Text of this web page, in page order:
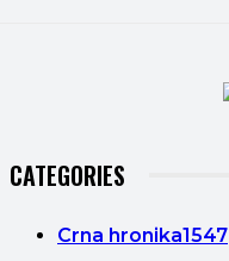
CATEGORIES
Crna hronika1547